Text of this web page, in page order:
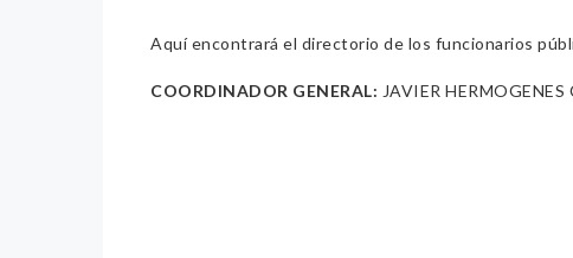
Aquí encontrará el directorio de los funcionarios
COORDINADOR GENERAL: JAVIER